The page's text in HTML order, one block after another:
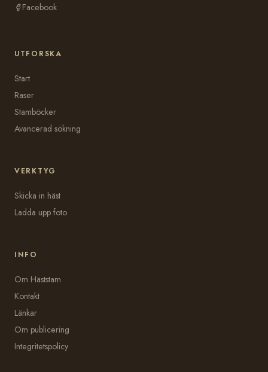
Facebook
UTFORSKA
Start
Raser
Stamböcker
Avancerad sökning
VERKTYG
Skicka in häst
Ladda upp foto
INFO
Om Häststam
Kontakt
Länkar
Om publicering
Integritetspolicy